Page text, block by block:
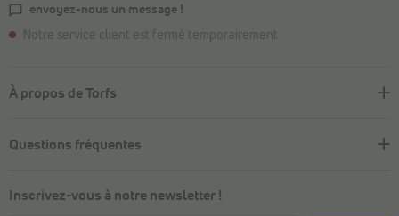
envoyez-nous un message !
Notre service client est fermé temporairement
À propos de Torfs
Questions fréquentes
Inscrivez-vous à notre newsletter !